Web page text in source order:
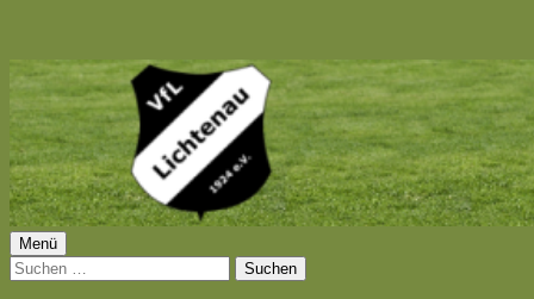
Springe
zum
Inhalt
VfL Lichtenau 1924 e.V.
Primäres
Menü
Menü
Suchen
nach: